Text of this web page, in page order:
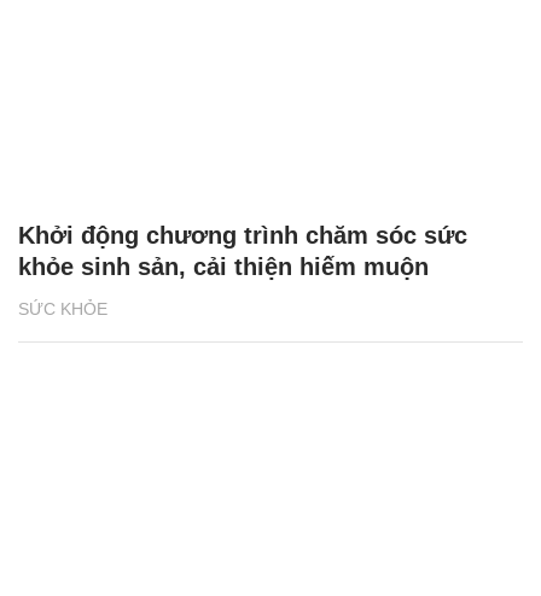
SỨC KHỎE
Khởi động chương trình chăm sóc sức
khỏe sinh sản, cải thiện hiếm muộn